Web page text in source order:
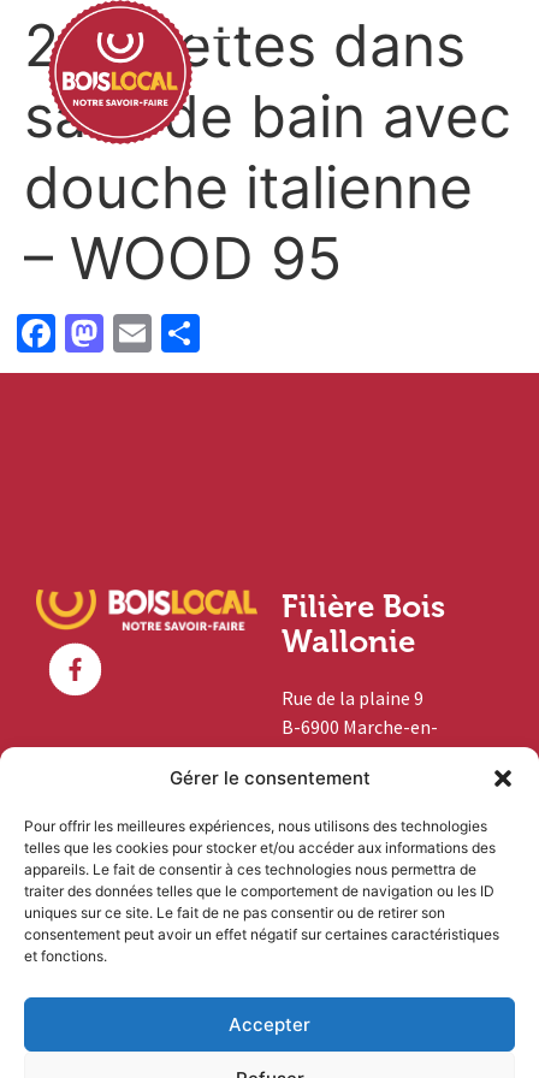
Gérer le consentement
Pour offrir les meilleures expériences, nous utilisons des technologies
telles que les cookies pour stocker et/ou accéder aux informations des
appareils. Le fait de consentir à ces technologies nous permettra de
traiter des données telles que le comportement de navigation ou les ID
uniques sur ce site. Le fait de ne pas consentir ou de retirer son
consentement peut avoir un effet négatif sur certaines caractéristiques
et fonctions.
Accepter
2 tablettes dans
salle de bain avec
douche italienne
– WOOD 95
Facebook
Mastodon
Email
Filière Bois
Wallonie
Rue de la plaine 9
B-6900 Marche-en-
+32 (0)84 46 03 45
info@boislocal.be
Vous êtes